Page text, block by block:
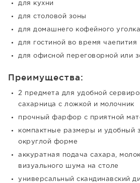
для кухни
для столовой зоны
для домашнего кофейного уголка
для гостиной во время чаепития
для офисной переговорной или
Преимущества:
2 предмета для удобной
сахарница с ложкой и молочник
прочный фарфор с приятной
компактные размеры и удобный
округлой форме
аккуратная подача сахара,
визуального шума на столе
универсальный скандинавский